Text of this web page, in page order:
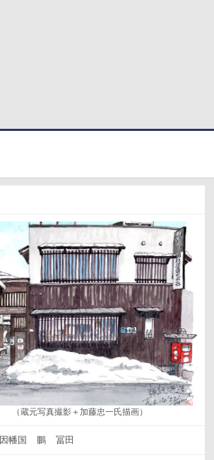
（蔵元写真撮影＋加藤忠一氏描画）
因幡国 鵬 冨田